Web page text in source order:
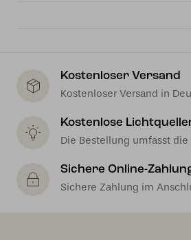
Kostenloser Versand
Kostenloser Versand in
Kostenlose
Die Bestellung umfasst
Sichere Online-
Sichere Zahlung im